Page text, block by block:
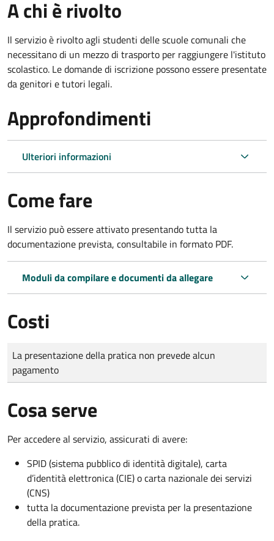
A chi è rivolto
Il servizio è rivolto agli studenti delle scuole comunali che
necessitano di un mezzo di trasporto per raggiungere l'istituto
scolastico. Le domande di iscrizione possono essere presentate
da genitori e tutori legali.
Approfondimenti
Ulteriori informazioni
Come fare
Il servizio può essere attivato presentando tutta la
documentazione prevista, consultabile in formato PDF.
Moduli da compilare e documenti da allegare
Costi
Tipo di pagamento
Importo
La presentazione della pratica non prevede alcun
pagamento
Cosa serve
Per accedere al servizio, assicurati di avere:
SPID (sistema pubblico di identità digitale), carta
d’identità elettronica (CIE) o carta nazionale dei servizi
(CNS)
tutta la documentazione prevista per la presentazione
della pratica.